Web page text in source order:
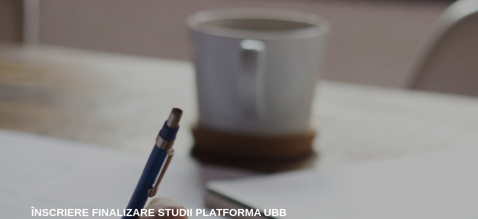
ÎNSCRIERE FINALIZARE STUDII PLATFORMA UBB